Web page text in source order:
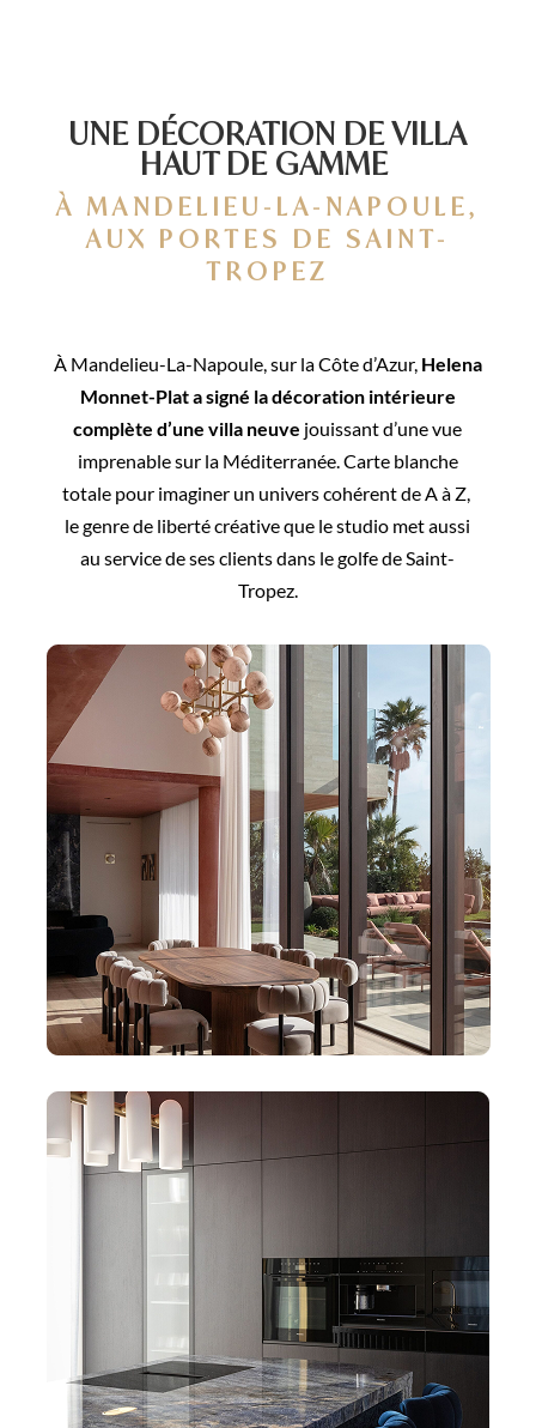
UNE DÉCORATION DE VILLA
HAUT DE GAMME
À MANDELIEU-LA-NAPOULE,
AUX PORTES DE SAINT-
TROPEZ
À Mandelieu-La-Napoule, sur la Côte d’Azur, Helena
Monnet-Plat a signé la décoration intérieure
complète d’une villa neuve jouissant d’une vue
imprenable sur la Méditerranée. Carte blanche
totale pour imaginer un univers cohérent de A à Z,
le genre de liberté créative que le studio met aussi
au service de ses clients dans le golfe de Saint-
Tropez.